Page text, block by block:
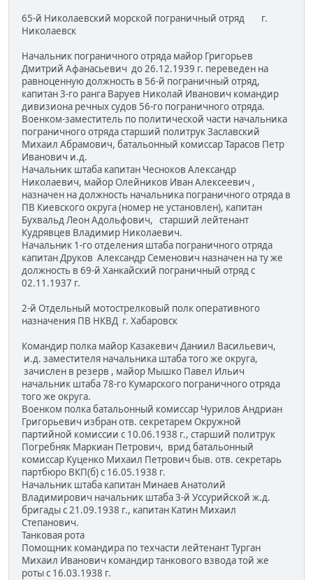
65-й Николаевский морской пограничный отряд г.
Николаевск
Начальник пограничного отряда майор Григорьев
Дмитрий Афанасьевич до 26.12.1939 г. переведен на
равноценную должность в 56-й пограничный отряд,
капитан 3-го ранга Варуев Николай Иванович командир
дивизиона речных судов 56-го пограничного отряда.
Военком-заместитель по политической части начальника
пограничного отряда старший политрук Заславский
Михаил Абрамович, батальонный комиссар Тарасов Петр
Иванович и.д.
Начальник штаба капитан Чесноков Александр
Николаевич, майор Олейников Иван Алексеевич ,
назначен на должность начальника пограничного отряда в
ПВ Киевского округа (номер не установлен), капитан
Бухвальд Леон Адольфович, старший лейтенант
Кудрявцев Владимир Николаевич.
Начальник 1-го отделения штаба пограничного отряда
капитан Друков Александр Семенович назначен на ту же
должность в 69-й Ханкайский пограничный отряд с
02.11.1937 г.
2-й Отдельный мотострелковый полк оперативного
назначения ПВ НКВД г. Хабаровск
Командир полка майор Казакевич Даниил Васильевич,
и.д. заместителя начальника штаба того же округа,
зачислен в резерв , майор Мышко Павел Ильич
начальник штаба 78-го Кумарского пограничного отряда
того же округа.
Военком полка батальонный комиссар Чурилов Андриан
Григорьевич избран отв. секретарем Окружной
партийной комиссии с 10.06.1938 г., старший политрук
Погребняк Маркиан Петрович, врид батальонный
комиссар Куценко Михаил Петрович быв. отв. секретарь
партбюро ВКП(б) с 16.05.1938 г.
Начальник штаба капитан Минаев Анатолий
Владимирович начальник штаба 3-й Уссурийской ж.д.
бригады с 21.09.1938 г., капитан Катин Михаил
Степанович.
Танковая рота
Помощник командира по техчасти лейтенант Турган
Михаил Иванович командир танкового взвода той же
роты с 16.03.1938 г.